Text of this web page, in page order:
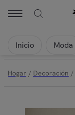
Inicio Moda
Hogar / Decoración /